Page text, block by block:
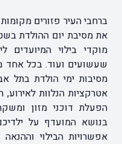
ברחבי העיר פזורים
את מסיבת יום ההולדת
מוקדי בילוי המיועדים
שעשועים ועוד. בכל אחד
מסיבות ימי הולדת בתל
אטרקציות הנלוות
הפעלת דוכני מזון
בנושא המועדף על
אפשרויות הבילוי